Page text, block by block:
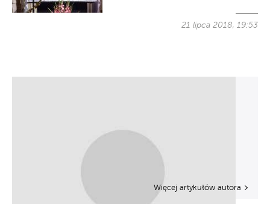
21 lipca 2018, 19:53
Więcej artykułów autora